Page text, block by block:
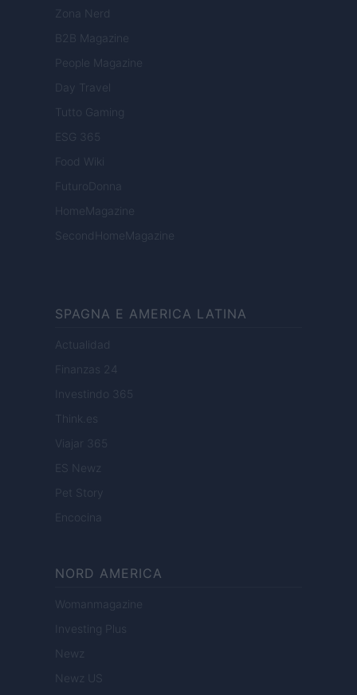
Zona Nerd
B2B Magazine
People Magazine
Day Travel
Tutto Gaming
ESG 365
Food Wiki
FuturoDonna
HomeMagazine
SecondHomeMagazine
SPAGNA E AMERICA LATINA
Actualidad
Finanzas 24
Investindo 365
Think.es
Viajar 365
ES Newz
Pet Story
Encocina
NORD AMERICA
Womanmagazine
Investing Plus
Newz
Newz US